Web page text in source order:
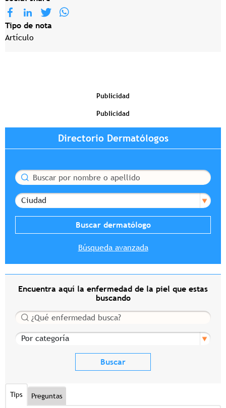
Tipo de nota
Artículo
Publicidad
Publicidad
Directorio Dermatólogos
Buscar
Ciudad
Búsqueda avanzada
Encuentra aquí la enfermedad de la piel que estas
buscando
Buscar
Por categoría
Tips Preguntas